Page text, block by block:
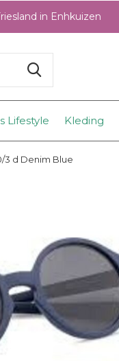
Lifestyle Kleding
in Enhkuizen
3 d Denim Blue